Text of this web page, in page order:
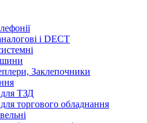
і DECT
Заклепочники
ТЗД
торгового обладнання